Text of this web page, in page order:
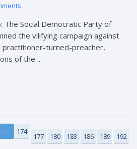
The Social Democratic Party of
the vilifying campaign against
practitioner-turned-preacher,
of the ...
… 174
177 180 183 186 189 192